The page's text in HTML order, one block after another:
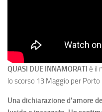
QUASI DUE INNAMORATI è il
lo scorso 13 Maggio per Porto
Una dichiarazione d’amore